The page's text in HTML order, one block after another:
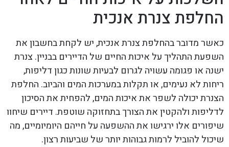
החלפת צנרת אנכית
כאשר מדובר בהחלפת צנרת אנכית, יש לקחת בחשבון את
השפעת התהליך על איכות החיים של הדיירים בבניין. צנרת
ישנה או פגומה עשויה לגרום לבעיות שונות כגון דליפות,
ריחות לא נעימים, או תקלות במערכות המים והביוב. החלפת
הצנרת יכולה לשפר את איכות המים, להפחית את הסיכון
לדליפות ולהקטין את הצורך בתחזוקה שוטפת. דיירים שיחוו
שיפורים אלו ירגישו את ההשפעה על חייהם היומיומיים, מה
שיכול להוביל לרמות גבוהות יותר של שביעות רצון.